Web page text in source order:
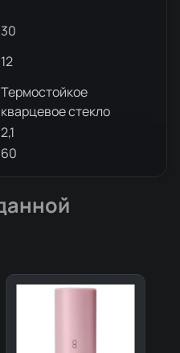
30
12
Термостойкое
кварцевое стекло
2,1
60